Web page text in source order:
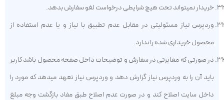
خریدار نمیتواند تحت هیچ شرایطی درخواست لغو سفارش بدهد.
وردپرس نیاز مسئولیتی در مقابل عدم تطبیق با نیاز و یا عدم استفاده از
محصول خریداری شده را ندارد.
در صورتی که مغایرتی در سفارش و توضیحات داخل صفحه محصول باشد کاربر
باید آن را به وردپرس نیاز گزارش دهد و وردپرس نیاز تعهد میدهد که مورد را
داخل سایت اصلاح کند و در صورت عدم اصلاح طبق مفاد بازگشت وجه مبلغ